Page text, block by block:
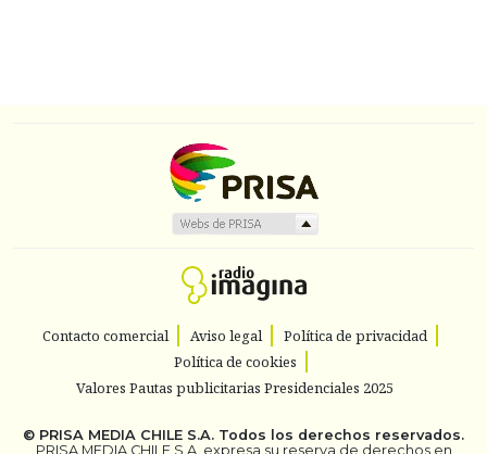
Contacto comercial Aviso legal
Política de privacidad
Política de cookies
Valores Pautas publicitarias Presidenciales 2025
© PRISA MEDIA CHILE S.A. Todos los derechos reservados.
PRISA MEDIA CHILE S.A. expresa su reserva de derechos en